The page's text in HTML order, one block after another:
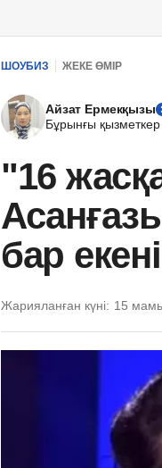
ШОУБИЗ ЖЕКЕ ӨМІР
Айзат Ермекқызы
Бұрынғы қызметкер
"16
Асанғазы
бар
Жарияланған күні: 15